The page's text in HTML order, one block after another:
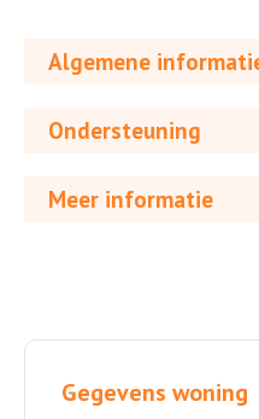
Algemene
Ondersteuning
Meer informatie
Gegevens woning